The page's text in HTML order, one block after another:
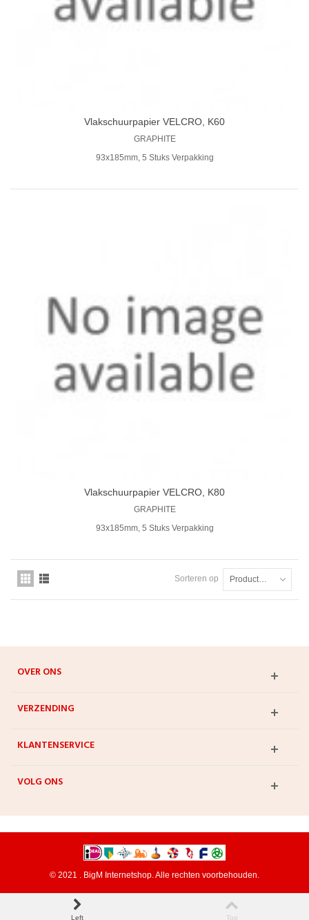
Vlakschuurpapier VELCRO, K60
GRAPHITE
93x185mm, 5 Stuks Verpakking
Vlakschuurpapier VELCRO, K80
GRAPHITE
93x185mm, 5 Stuks Verpakking
Sorteren op Productnaam: A tot Z
OVER ONS
VERZENDING
KLANTENSERVICE
VOLG ONS
© 2021 . BigM Internetshop. Alle rechten voorbehouden.
Left Top